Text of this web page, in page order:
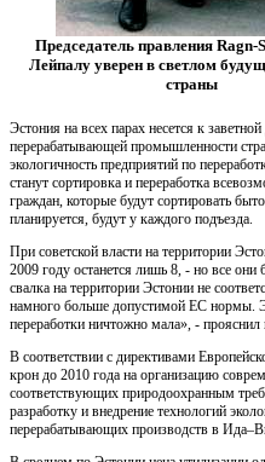
Председатель правления Ragn-
Лейпалу уверен в светлом
страны
Эстония на всех парах несется к
перерабатывающей промышленности
экологичность предприятий по
станут сортировка и переработка
граждан, которые будут сортировать
планируется, будут у каждого подъезда.
При советской власти на территории
2009 году останется лишь 8, - но все они
свалка на территории Эстонии не
намного больше допустимой ЕС нормы.
переработки ничтожно мала», -
В соответствии с директивами
крон до 2010 года на организацию
соответствующих природоохранным
разработку и внедрение технологий
перерабатывающих производств в